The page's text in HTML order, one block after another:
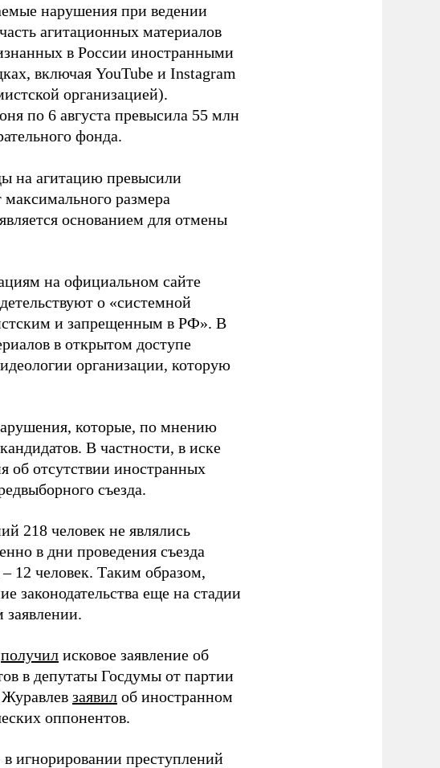
нарушения при ведении
агитационных материалов
в России иностранными
включая YouTube и Instagram
организацией).
по 6 августа превысила 55 млн
фонда.
на агитацию превысили
размера
основанием для отмены
на официальном сайте
о «системной
и запрещенным в РФ». В
в открытом доступе
организации, которую
которые, по мнению
В частности, в иске
об отсутствии иностранных
съезда.
218 человек не являлись
в дни проведения съезда
12 человек. Таким образом,
законодательства еще на стадии
заявлении.
получил исковое заявление об
в депутаты Госдумы от партии
заявил об иностранном
оппонентов.
в игнорировании преступлений